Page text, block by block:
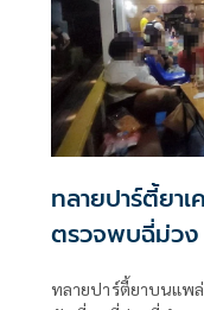
ทลายปาร์ตี้ยา
ตรวจพบฉี่ม่วง
ทลายปาร์ตี้ยาบนแพ